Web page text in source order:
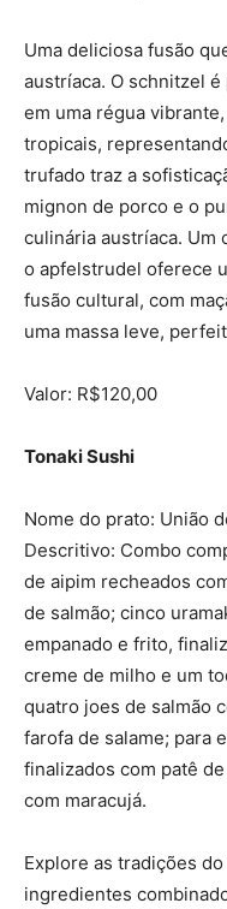
Uma deliciosa fusão
austríaca. O schnitzel
em uma régua
tropicais,
trufado traz a
mignon de porco e o
culinária austríaca. Um
o apfelstrudel oferece
fusão cultural, com
uma massa leve,
Valor: R$120,00
Tonaki Sushi
Nome do prato: União
Descritivo: Combo
de aipim recheados
de salmão; cinco
empanado e frito,
creme de milho e um
quatro joes de salmão
farofa de salame; para
finalizados com patê
com maracujá.
Explore as tradições
ingredientes